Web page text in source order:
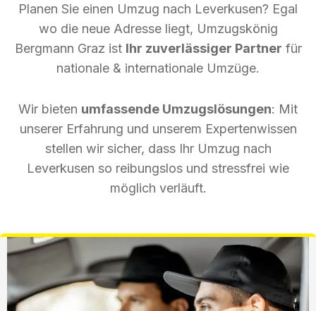
Planen Sie einen Umzug nach Leverkusen? Egal
wo die neue Adresse liegt, Umzugskönig
Bergmann Graz ist Ihr zuverlässiger Partner für
nationale & internationale Umzüge.
Wir bieten umfassende Umzugslösungen: Mit
unserer Erfahrung und unserem Expertenwissen
stellen wir sicher, dass Ihr Umzug nach
Leverkusen so reibungslos und stressfrei wie
möglich verläuft.